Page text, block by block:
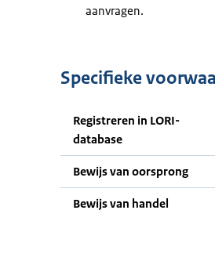
aanvragen.
Specifieke
Registreren in LORI-
database
Bewijs van oorsprong
Bewijs van handel